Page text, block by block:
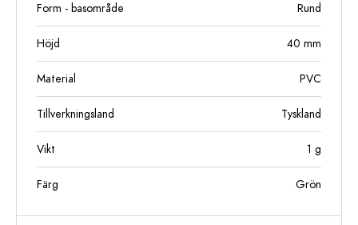
Form - basområde Rund
Höjd 40 mm
Material PVC
Tillverkningsland Tyskland
Vikt 1 g
Färg Grön